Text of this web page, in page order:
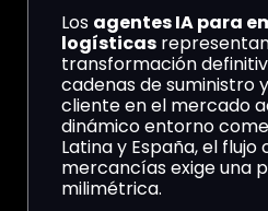
Los agentes IA para
logísticas
transformación
cadenas de suministro
cliente en el mercado
dinámico entorno
Latina y España, el
mercancías exige una
milimétrica.